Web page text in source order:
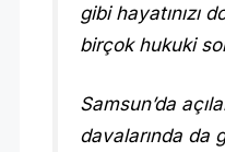
gibi hayatınızı
birçok hukuki
Samsun’da
davalarında da